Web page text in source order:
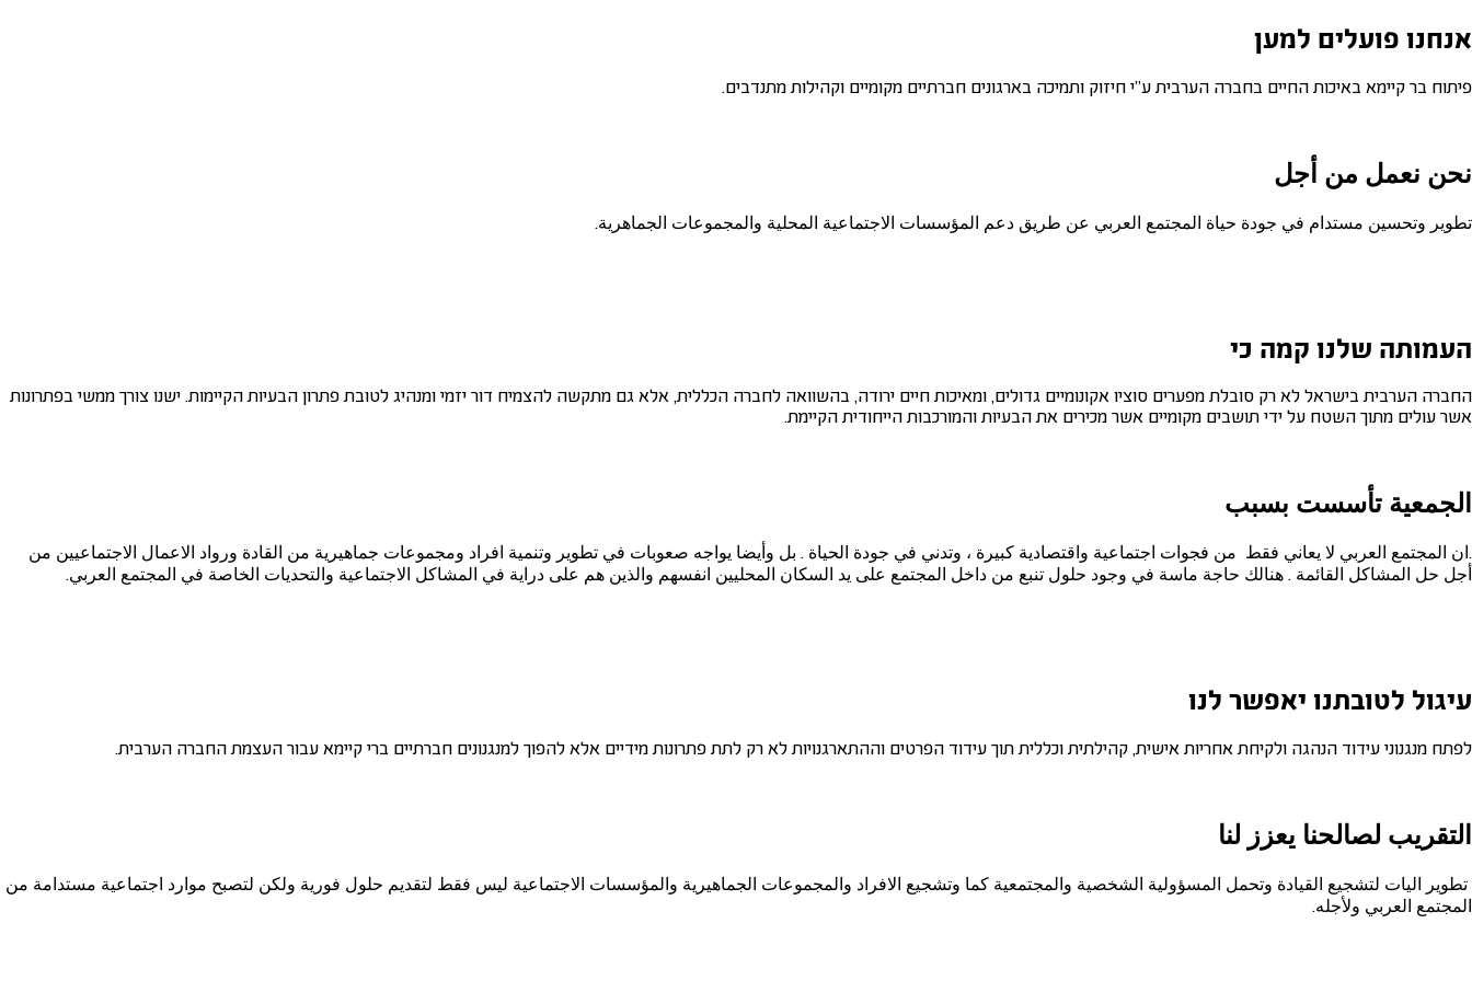
אנחנו פועלים למען
פיתוח בר קיימא באיכות החיים בחברה הערבית ע"י חיזוק ותמיכה בארגונים חברתיים מקומיים וקהילות מתנדבים.
نحن نعمل من أجل
تطوير وتحسين مستدام في جودة حياة المجتمع العربي عن طريق دعم المؤسسات الاجتماعية المحلية والمجموعات الجماهرية.
העמותה שלנו קמה כי
החברה הערבית בישראל לא רק סובלת מפערים סוציו אקונומיים גדולים, ומאיכות חיים ירודה, בהשוואה לחברה הכללית, אלא גם מתקשה להצמיח דור יזמי ומנהיג לטובת פתרון הבעיות הקיימות. ישנו צורך ממשי בפתרונות
אשר עולים מתוך השטח על ידי תושבים מקומיים אשר מכירים את הבעיות והמורכבות הייחודית הקיימת.
الجمعية تأسست بسبب
.ان المجتمع العربي لا يعاني فقط من فجوات اجتماعية واقتصادية كبيرة ، وتدني في جودة الحياة . بل وأيضا يواجه صعوبات في تطوير وتنمية افراد ومجموعات جماهيرية من القادة ورواد الاعمال الاجتماعيين من
أجل حل المشاكل القائمة . هنالك حاجة ماسة في وجود حلول تنبع من داخل المجتمع على يد السكان المحليين انفسهم والذين هم على دراية في المشاكل الاجتماعية والتحديات الخاصة في المجتمع العربي.
עיגול לטובתנו יאפשר לנו
לפתח מנגנוני עידוד הנהגה ולקיחת אחריות אישית, קהילתית וכללית תוך עידוד הפרטים וההתארגנויות לא רק לתת פתרונות מידיים אלא להפוך למנגנונים חברתיים ברי קיימא עבור העצמת החברה הערבית.
التقريب لصالحنا يعزز لنا
تطوير اليات لتشجيع القيادة وتحمل المسؤولية الشخصية والمجتمعية كما وتشجيع الافراد والمجموعات الجماهيرية والمؤسسات الاجتماعية ليس فقط لتقديم حلول فورية ولكن لتصبح موارد اجتماعية مستدامة من
المجتمع العربي ولأجله.